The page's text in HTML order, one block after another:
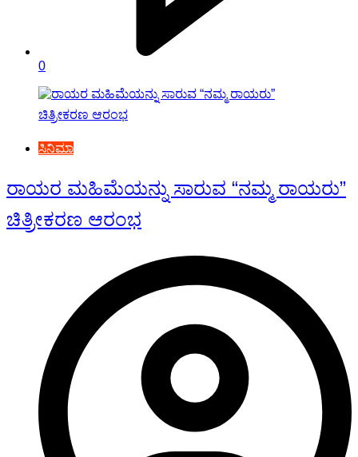
0
ಸಿನಿಮಾ
ರಾಯರ ಮಹಿಮೆಯನ್ನು ಸಾರುವ “ನಮ್ಮ ರಾಯರು”
ಚಿತ್ರೀಕರಣ ಆರಂಭ